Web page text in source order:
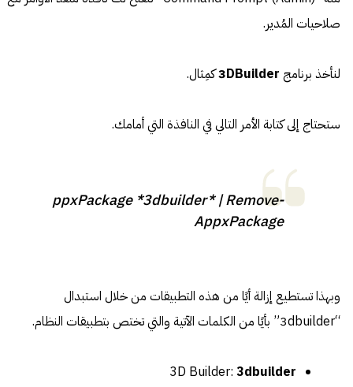
صلاحيات المُدير.
لنأخذ برنامج 3DBuilderكمِثال.
ستحتاج إلى كتابة الأمر التالي في النافذة التي أمامك.
ppxPackage *3dbuilder* | Remove-
AppxPackage
وبهذا تستطيع إزالة أيًا من هذه التطبيقات من خلال استبدال
“3dbuilder” بأيًا من الكلمات الآتية والتي تختص بتطبيقات النظام.
3D Builder: 3dbuilder